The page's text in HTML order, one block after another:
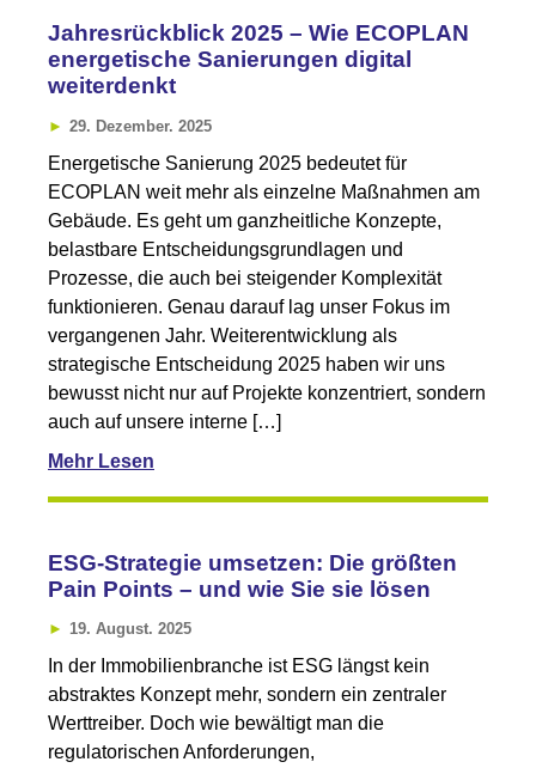
Jahresrückblick 2025 – Wie ECOPLAN
energetische Sanierungen digital
weiterdenkt
29. Dezember. 2025
Energetische Sanierung 2025 bedeutet für
ECOPLAN weit mehr als einzelne Maßnahmen am
Gebäude. Es geht um ganzheitliche Konzepte,
belastbare Entscheidungsgrundlagen und
Prozesse, die auch bei steigender Komplexität
funktionieren. Genau darauf lag unser Fokus im
vergangenen Jahr. Weiterentwicklung als
strategische Entscheidung 2025 haben wir uns
bewusst nicht nur auf Projekte konzentriert, sondern
auch auf unsere interne […]
Mehr Lesen
ESG-Strategie umsetzen: Die größten
Pain Points – und wie Sie sie lösen
19. August. 2025
In der Immobilienbranche ist ESG längst kein
abstraktes Konzept mehr, sondern ein zentraler
Werttreiber. Doch wie bewältigt man die
regulatorischen Anforderungen,